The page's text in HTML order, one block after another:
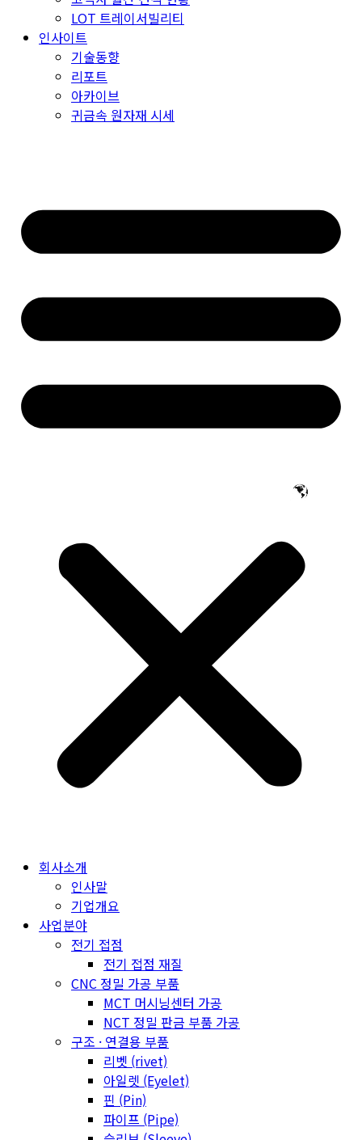
LOT 트레이서빌리티
인사이트
기술동향
리포트
아카이브
귀금속 원자재 시세
회사소개
인사말
기업개요
사업분야
전기 접점
전기 접점 재질
CNC 정밀 가공 부품
MCT 머시닝센터 가공
NCT 정밀 판금 부품 가공
구조 · 연결용 부품
리벳 (rivet)
아일렛 (Eyelet)
핀 (Pin)
파이프 (Pipe)